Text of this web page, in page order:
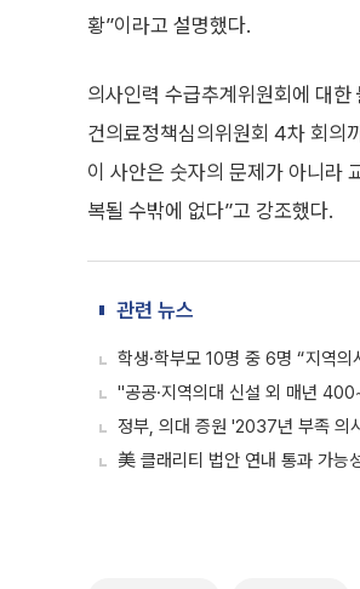
황”이라고 설명했다.
의사인력 수급추계위원회에 대
건의료정책심의위원회 4차 회의
이 사안은 숫자의 문제가 아니라
복될 수밖에 없다”고 강조했다.
관련 뉴스
학생·학부모 10명 중 6명 “지역
"공공·지역의대 신설 외 매년
정부, 의대 증원 '2037년 부족
美 클래리티 법안 연내 통과 가능